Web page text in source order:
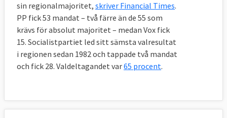
sin regionalmajoritet, skriver Financial Times.
PP fick 53 mandat – två färre än de 55 som
krävs för absolut majoritet – medan Vox fick
15. Socialistpartiet led sitt sämsta valresultat
i regionen sedan 1982 och tappade två mandat
och fick 28. Valdeltagandet var65 procent.